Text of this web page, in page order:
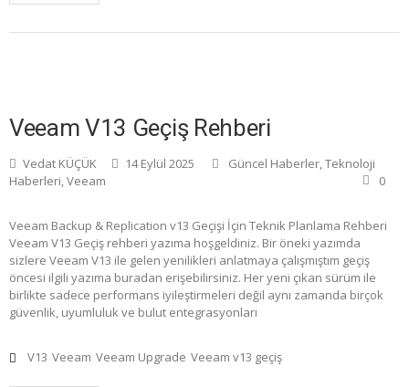
Veeam V13 Geçiş Rehberi
Vedat KÜÇÜK 14 Eylül 2025 Güncel Haberler,Teknoloji
Haberleri,Veeam 0
Veeam Backup & Replication v13 Geçişi İçin Teknik Planlama Rehberi
Veeam V13 Geçiş rehberi yazıma hoşgeldiniz. Bir öneki yazımda
sizlere Veeam V13 ile gelen yenilikleri anlatmaya çalışmıştım geçiş
öncesi ilgili yazıma buradan erişebilirsiniz. Her yeni çıkan sürüm ile
birlikte sadece performans iyileştirmeleri değil aynı zamanda birçok
güvenlik, uyumluluk ve bulut entegrasyonları
V13 Veeam Veeam Upgrade Veeam v13 geçiş